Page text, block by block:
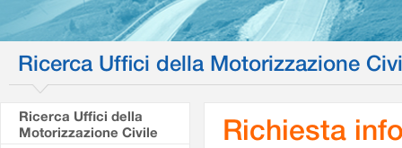
Ricerca Uffici della Motorizzazione
Ricerca Uffici della
Motorizzazione Civile
Richiesta